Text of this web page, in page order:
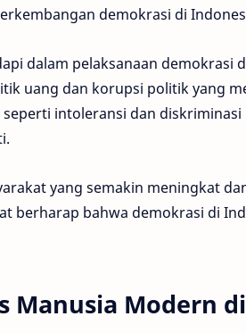
demokrasi di
dalam pelaksanaan demokrasi
uang dan korupsi politik yang
intoleransi dan
yang semakin meningkat
berharap bahwa demokrasi di
Manusia Modern